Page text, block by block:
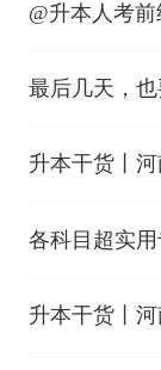
@升本人考
最后几天，
升本干货丨
各科目超实
升本干货丨